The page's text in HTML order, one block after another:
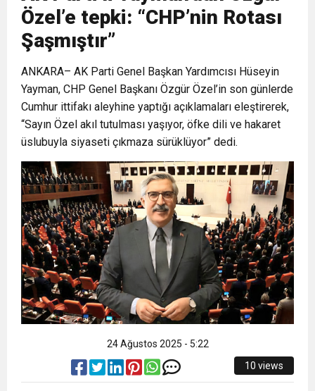
Cumhuriyet, Türk Milletinin Özgürlük
ve Onur Nişanesidir
6:19 HBB BAŞKANI ÖNTÜRK’ÜN
CUMHURİYET BAYRAMI MESAJI
17:36 KURUMLAR VERGİSİ ERTELENDİ
1:00
KARAÇAY’A SEVGİ SELİ
18:22 BAŞKAN SAMİ ÜSTÜN’DEN
GÖNÜLLERE DOKUNAN ZİYARET
Özel’e tepki: “CHP’nin Rotası
Şaşmıştır”
ANKARA– AK Parti Genel Başkan Yardımcısı Hüseyin
Yayman, CHP Genel Başkanı Özgür Özel’in son günlerde
Cumhur ittifakı aleyhine yaptığı açıklamaları eleştirerek,
“Sayın Özel akıl tutulması yaşıyor, öfke dili ve hakaret
üslubuyla siyaseti çıkmaza sürüklüyor” dedi.
24 Ağustos 2025 - 5:22
10 views